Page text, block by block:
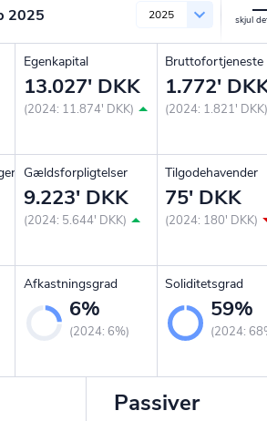
2025 2025
Egenkapital
13.027' DKK
(2024: 11.874' DKK)
Bruttofortjeneste
1.772'
(2024: 1.821'
Gældsforpligtelser
9.223' DKK
(2024: 5.644' DKK)
Tilgodehavender
75' DKK
(2024: 180' DKK)
Afkastningsgrad
6%
(2024: 6%)
Soliditetsgrad
59%
(2024:
Passiver